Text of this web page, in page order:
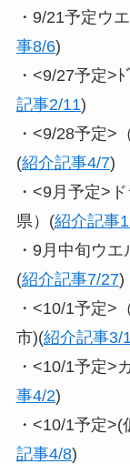
・9/21予定ウ
事8/6)
・<9/27予定>
記事2/11)
・<9/28予定>
(紹介記事4/7)
・<9月予定>
県）(紹介記事
・9月中旬ウ
(紹介記事7/27)
・<10/1予定>
市)(紹介記事3/
・<10/1予定>
事4/2)
・<10/1予定>(
記事4/8)